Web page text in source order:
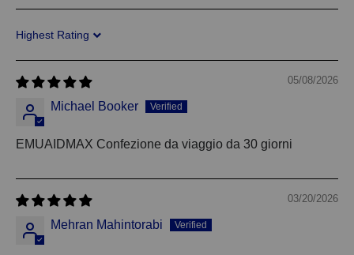
Sort by
05/08/2026
Michael Booker
EMUAIDMAX Confezione da viaggio da 30 giorni
03/20/2026
Mehran Mahintorabi